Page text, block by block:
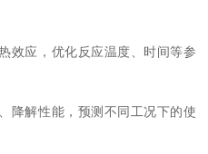
效应，优化反应温度、时间等参
降解性能，预测不同工况下的使